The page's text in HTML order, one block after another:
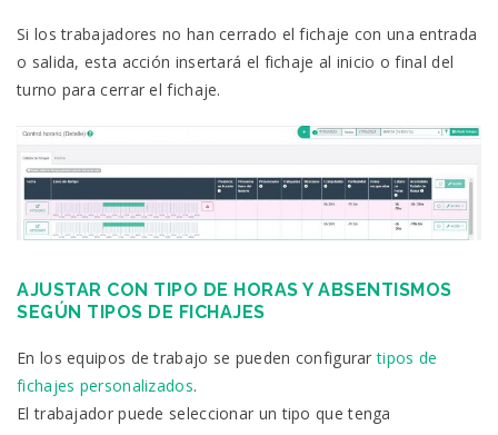
Si los trabajadores no han cerrado el fichaje con una entrada
o salida, esta acción insertará el fichaje al inicio o final del
turno para cerrar el fichaje.
AJUSTAR CON TIPO DE HORAS Y ABSENTISMOS
SEGÚN TIPOS DE FICHAJES
En los equipos de trabajo se pueden configurartipos de
fichajes personalizados.
El trabajador puede seleccionar un tipo que tenga